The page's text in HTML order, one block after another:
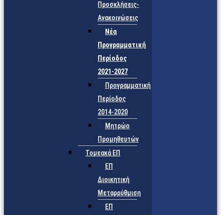
Προσκλήσεις-
Ανακοινώσεις
Νέα
Προγραμματική
Περίοδος
2021-2027
Προγραμματική
Περίοδος
2014-2020
Μητρώο
Προμηθευτών
Τομεακά ΕΠ
ΕΠ
Διοικητική
Μεταρρύθμιση
ΕΠ